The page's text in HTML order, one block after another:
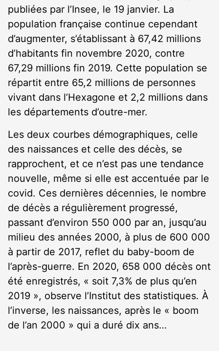
publiées par l’Insee, le 19 janvier. La
population française continue cependant
d’augmenter, s’établissant à 67,42 millions
d’habitants fin novembre 2020, contre
67,29 millions fin 2019. Cette population se
répartit entre 65,2 millions de personnes
vivant dans l’Hexagone et 2,2 millions dans
les départements d’outre-mer.
Les deux courbes démographiques, celle
des naissances et celle des décès, se
rapprochent, et ce n’est pas une tendance
nouvelle, même si elle est accentuée par le
covid. Ces dernières décennies, le nombre
de décès a régulièrement progressé,
passant d’environ 550 000 par an, jusqu’au
milieu des années 2000, à plus de 600 000
à partir de 2017, reflet du baby-boom de
l’après-guerre. En 2020, 658 000 décès ont
été enregistrés, « soit 7,3% de plus qu’en
2019 », observe l’Institut des statistiques. À
l’inverse, les naissances, après le « boom
de l’an 2000 » qui a duré dix ans…